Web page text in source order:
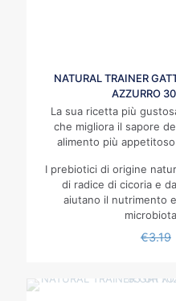
NATURAL TRAINER
AZZURRO
La sua ricetta più
che migliora il sapore
alimento più
I prebiotici di origine
di radice di cicoria e
aiutano il nutrimento
€3.19